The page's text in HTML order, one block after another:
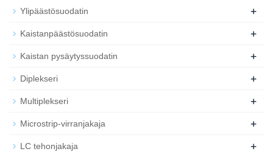
Ylipäästösuodatin +
Kaistanpäästösuodatin +
Kaistan pysäytyssuodatin +
Diplekseri +
Multiplekseri +
Microstrip-virranjakaja +
LC tehonjakaja +